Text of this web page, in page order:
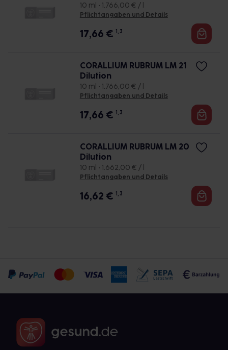
10 ml • 1.766,00 € / l
Pflichtangaben und Details
17,66 € 1, 3
CORALLIUM RUBRUM LM 21
Dilution
10 ml • 1.766,00 € / l
Pflichtangaben und Details
17,66 € 1, 3
CORALLIUM RUBRUM LM 20
Dilution
10 ml • 1.662,00 € / l
Pflichtangaben und Details
16,62 € 1, 3